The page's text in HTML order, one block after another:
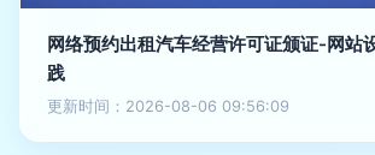
网络预约出租汽车经营许可证颁证-网站
践
更新时间：2026-08-06 09:56:09